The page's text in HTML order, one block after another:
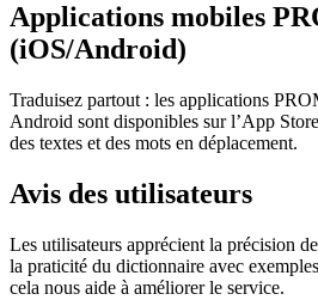
Applications mobiles
(iOS/Android)
Traduisez partout : les applications
Android sont disponibles sur l’App
des textes et des mots en déplacement.
Avis des utilisateurs
Les utilisateurs apprécient la précision
la praticité du dictionnaire avec
cela nous aide à améliorer le service.